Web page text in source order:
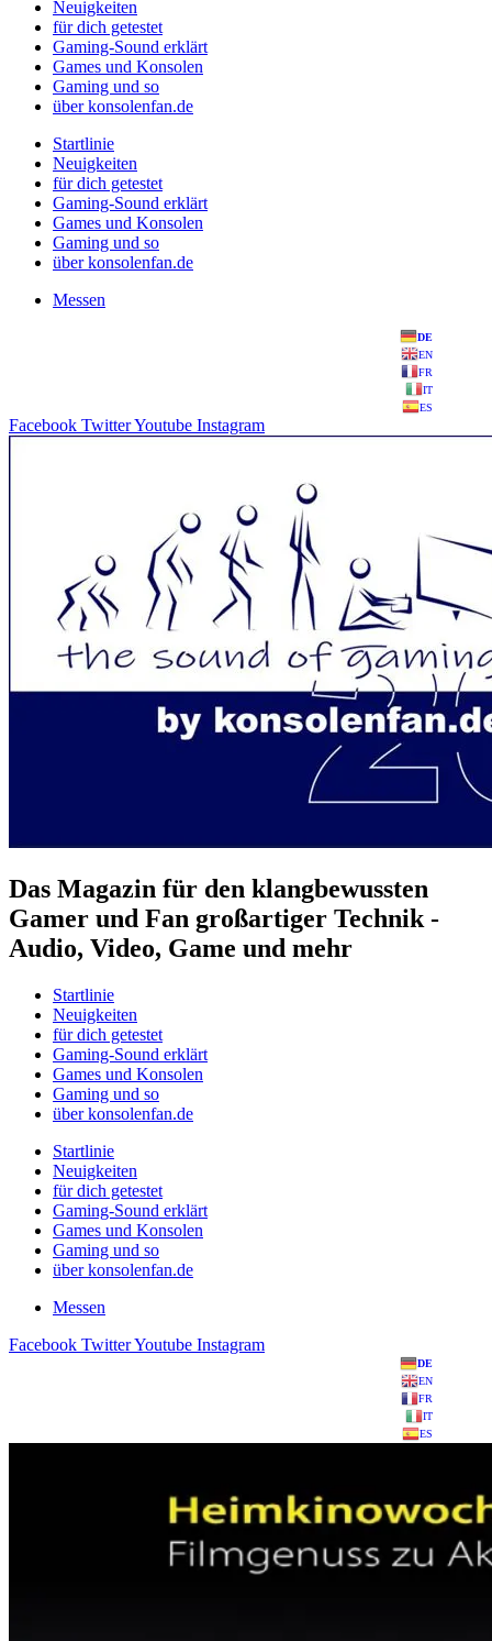
Neuigkeiten
für dich getestet
Gaming-Sound erklärt
Games und Konsolen
Gaming und so
über konsolenfan.de
Startlinie
Neuigkeiten
für dich getestet
Gaming-Sound erklärt
Games und Konsolen
Gaming und so
über konsolenfan.de
Messen
DE
EN
FR
IT
ES
Facebook TwitterYoutube Instagram
Das Magazin für den klangbewussten
Gamer und Fan großartiger Technik -
Audio, Video, Game und mehr
Startlinie
Neuigkeiten
für dich getestet
Gaming-Sound erklärt
Games und Konsolen
Gaming und so
über konsolenfan.de
Startlinie
Neuigkeiten
für dich getestet
Gaming-Sound erklärt
Games und Konsolen
Gaming und so
über konsolenfan.de
Messen
Facebook TwitterYoutube Instagram
DE
EN
FR
IT
ES